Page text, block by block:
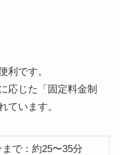
利です。
応じた「固定料金制
ています。
で：約25〜35分